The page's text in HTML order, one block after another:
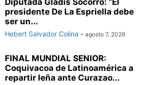
presidente De La Espriella debe
ser un...
Hebert Salvador Colina - agosto 7, 2026
FINAL MUNDIAL SENIOR:
Coquivacoa de Latinoamérica a
repartir leña ante Curazao...